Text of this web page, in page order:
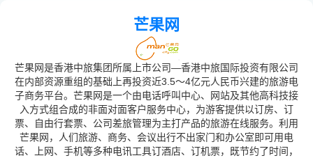
芒果网
芒果网是香港中旅集团所属上市公司—香港中旅国际投资有限公司
在内部资源重组的基础上再投资近3.5～4亿元人民币兴建的旅游电
子商务平台。芒果网是一个由电话呼叫中心、网站及其他高科技接
入方式组合成的非面对面客户服务中心，为游客提供以订房、订
票、自由行套票、公司差旅管理为主打产品的旅游在线服务。利用
芒果网，人们旅游、商务、会议出行不出家门和办公室即可用电
话、上网、手机等多种电讯工具订酒店、订机票，既节约了时间，